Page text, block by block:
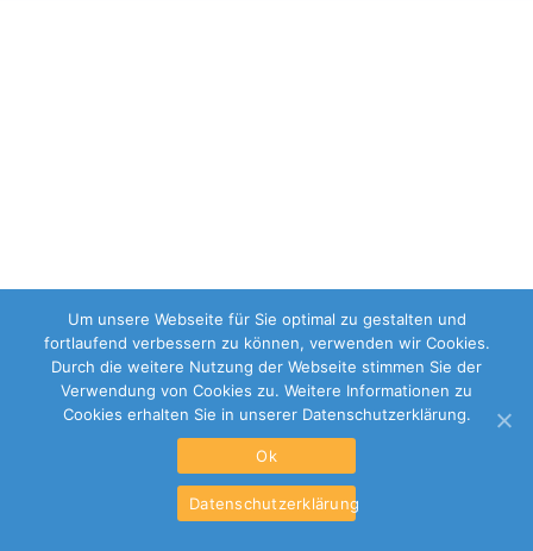
Um unsere Webseite für Sie optimal zu gestalten und
fortlaufend verbessern zu können, verwenden wir Cookies.
Durch die weitere Nutzung der Webseite stimmen Sie der
Verwendung von Cookies zu. Weitere Informationen zu
Cookies erhalten Sie in unserer Datenschutzerklärung.
Ok
Datenschutzerklärung